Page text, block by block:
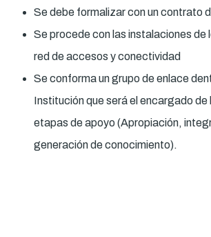
Se debe formalizar con un contrato
Se procede con las instalaciones de
red de accesos y conectividad
Se conforma un grupo de enlace
Institución que será el encargado
etapas de apoyo (Apropiación,
generación de conocimiento).